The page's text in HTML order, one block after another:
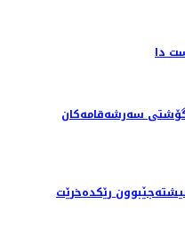
دا
سه‌رشه‌قامه‌كان
رێكده‌خرێت